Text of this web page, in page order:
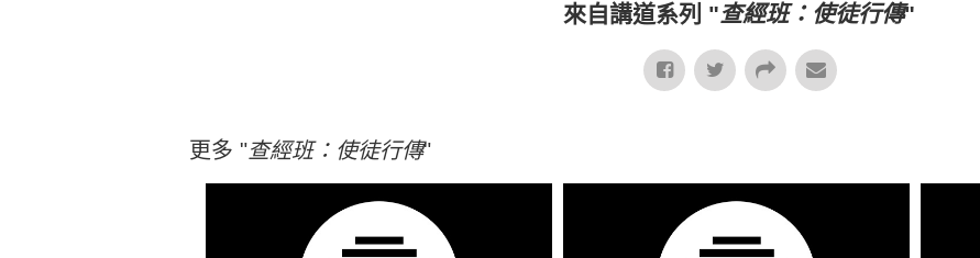
來自講道系列 "查經班：使徒行傳"
更多 "查經班：使徒行傳"